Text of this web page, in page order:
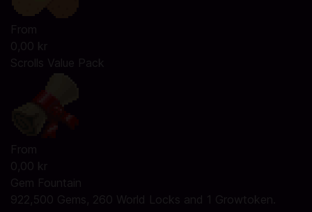
From
0,00 kr
Scrolls Value Pack
From
0,00 kr
Gem Fountain
922,500 Gems, 260 World Locks and 1 Growtoken.